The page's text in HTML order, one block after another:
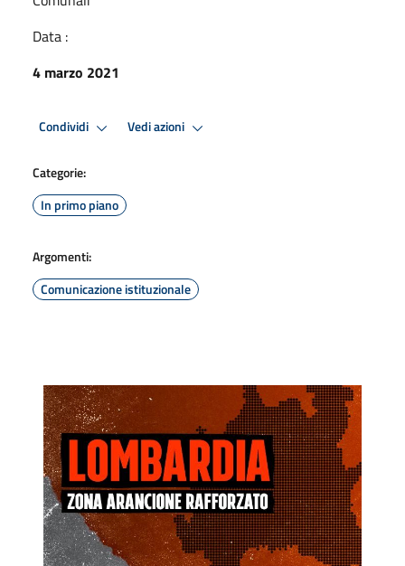
Data :
4 marzo 2021
Condividi Vedi azioni
Categorie:
In primo piano
Argomenti:
Comunicazione istituzionale